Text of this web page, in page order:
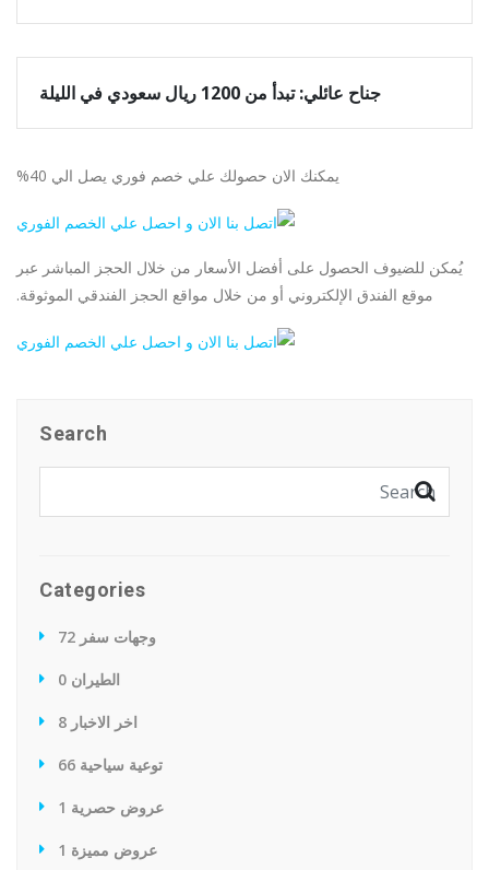
جناح عائلي: تبدأ من 1200 ريال سعودي في الليلة
يمكنك الان حصولك علي خصم فوري يصل الي 40%
يُمكن للضيوف الحصول على أفضل الأسعار من خلال الحجز المباشر عبر
موقع الفندق الإلكتروني أو من خلال مواقع الحجز الفندقي الموثوقة.
Search
Categories
وجهات سفر 72
الطيران 0
اخر الاخبار 8
توعية سياحية 66
عروض حصرية 1
عروض مميزة 1